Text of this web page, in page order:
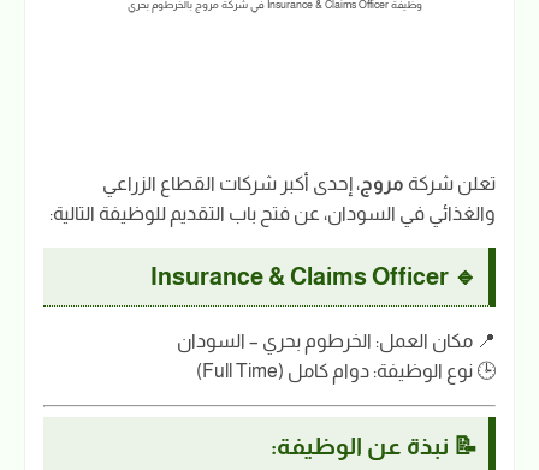
وظيفة Insurance & Claims Officer في شركة مروج بالخرطوم بحري
تعلن شركة مروج، إحدى أكبر شركات القطاع الزراعي
والغذائي في السودان، عن فتح باب التقديم للوظيفة التالية:
🔹 Insurance & Claims Officer
📍 مكان العمل: الخرطوم بحري – السودان
🕒 نوع الوظيفة: دوام كامل (Full Time)
📝 نبذة عن الوظيفة: